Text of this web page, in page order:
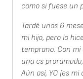
como si fuese un
Tardé unos 6
mi hijo, pero lo
temprano. Con
una cs
Aún así, YO (es